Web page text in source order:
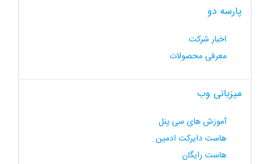
پارسه دو
اخبار شرکت
معرفی محصولات
میزبانی وب
آموزش های سی پنل
هاست دایرکت ادمین
هاست رایگان